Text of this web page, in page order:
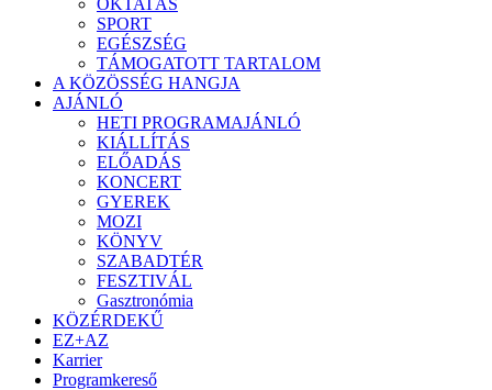
OKTATÁS
SPORT
EGÉSZSÉG
TÁMOGATOTT TARTALOM
A KÖZÖSSÉG HANGJA
AJÁNLÓ
HETI PROGRAMAJÁNLÓ
KIÁLLÍTÁS
ELŐADÁS
KONCERT
GYEREK
MOZI
KÖNYV
SZABADTÉR
FESZTIVÁL
Gasztronómia
KÖZÉRDEKŰ
EZ+AZ
Karrier
Programkereső